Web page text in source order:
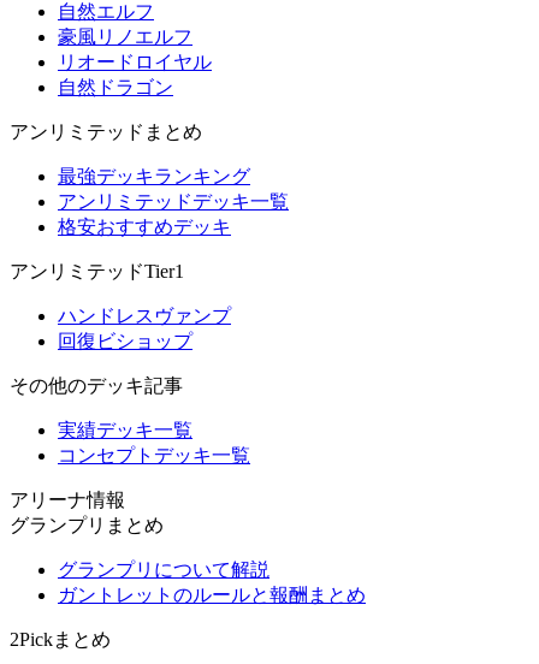
自然エルフ
豪風リノエルフ
リオードロイヤル
自然ドラゴン
アンリミテッドまとめ
最強デッキランキング
アンリミテッドデッキ一覧
格安おすすめデッキ
アンリミテッドTier1
ハンドレスヴァンプ
回復ビショップ
その他のデッキ記事
実績デッキ一覧
コンセプトデッキ一覧
アリーナ情報
グランプリまとめ
グランプリについて解説
ガントレットのルールと報酬まとめ
2Pickまとめ